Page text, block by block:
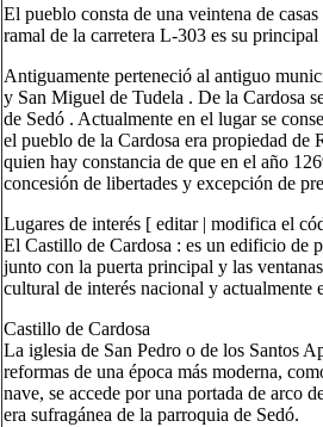
El pueblo consta de una veintena de
ramal de la carretera L-303 es su
Antiguamente perteneció al antiguo
y San Miguel de Tudela . De la Cardosa
de Sedó . Actualmente en el lugar se
el pueblo de la Cardosa era propiedad de
quien hay constancia de que en el año
concesión de libertades y excepción de
Lugares de interés [ editar | modifica el
El Castillo de Cardosa : es un edificio de
junto con la puerta principal y las
cultural de interés nacional y actualmente
Castillo de Cardosa
La iglesia de San Pedro o de los Santos
reformas de una época más moderna,
nave, se accede por una portada de arco
era sufragánea de la parroquia de Sedó.